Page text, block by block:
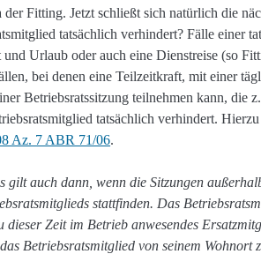
der Fitting. Jetzt schließt sich natürlich die
tatsächlich verhindert? Fälle einer
Urlaub oder auch eine Dienstreise (so
bei denen eine Teilzeitkraft, mit einer
Betriebsratssitzung teilnehmen kann, die
tatsächlich verhindert.
Az. 7 ABR 71/06.
gilt auch dann, wenn die Sitzungen
stattfinden. Das
dieser Zeit im Betrieb anwesendes
Betriebsratsmitglied von seinem Wohnort